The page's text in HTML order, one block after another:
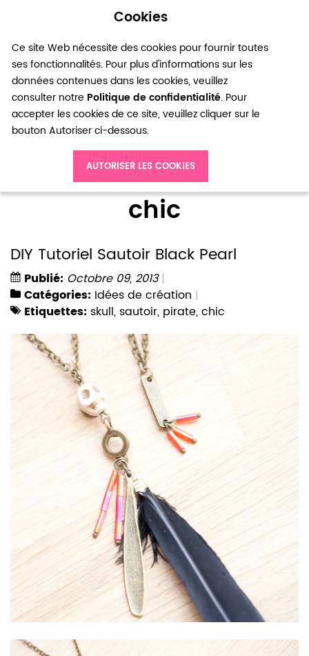
Cookies
Ce site Web nécessite des cookies pour fournir toutes
ses fonctionnalités. Pour plus d'informations sur les
données contenues dans les cookies, veuillez
consulter notre Politique de confidentialité. Pour
accepter les cookies de ce site, veuillez cliquer sur le
bouton Autoriser ci-dessous.
AUTORISER LES COOKIES
0
Blog chic
chic
DIY Tutoriel Sautoir Black Pearl
Publié: Octobre 09, 2013
Catégories: Idées de création
Etiquettes: skull, sautoir, pirate,chic